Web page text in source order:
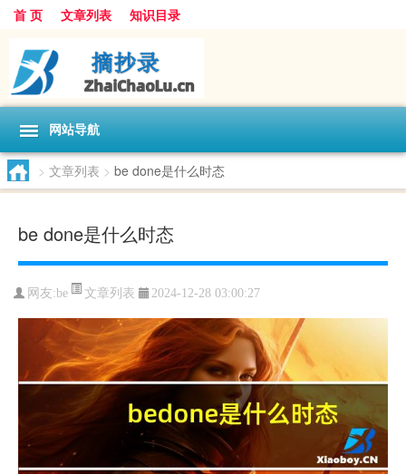
首 页 文章列表 知识目录
网站导航
> 文章列表 > be done是什么时态
be done是什么时态
网友:be 文章列表 2024-12-28 03:00:27